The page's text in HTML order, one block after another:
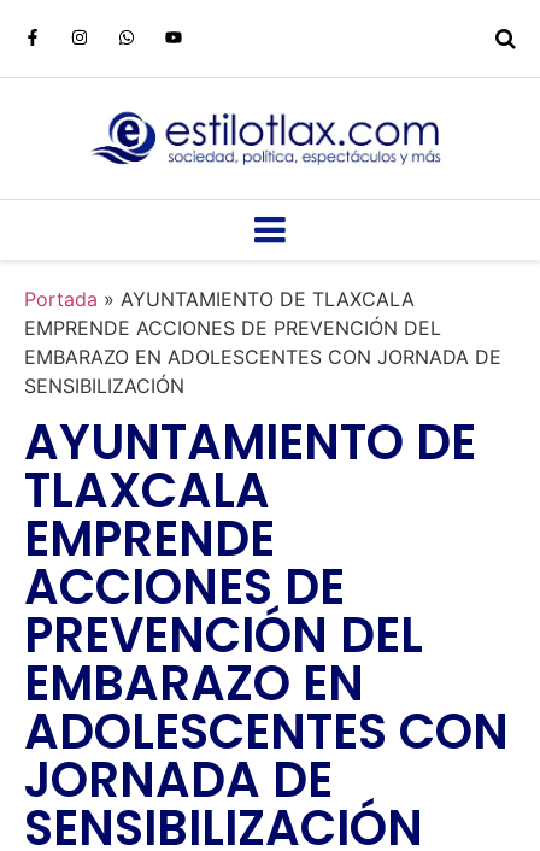
Portada » AYUNTAMIENTO DE TLAXCALA
EMPRENDE ACCIONES DE PREVENCIÓN DEL
EMBARAZO EN ADOLESCENTES CON JORNADA DE
SENSIBILIZACIÓN
AYUNTAMIENTO DE
TLAXCALA
EMPRENDE
ACCIONES DE
PREVENCIÓN DEL
EMBARAZO EN
ADOLESCENTES CON
JORNADA DE
SENSIBILIZACIÓN